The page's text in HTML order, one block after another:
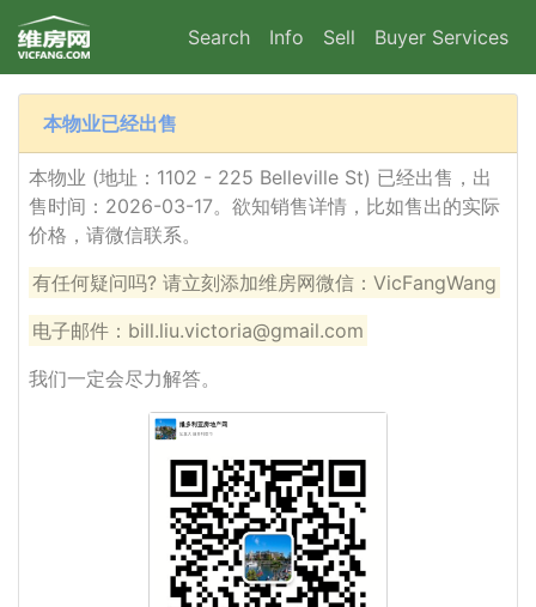
Search Info Sell Buyer Services
本物业已经出售
本物业 (地址：1102 - 225 Belleville St) 已经出售，出
售时间：2026-03-17。欲知销售详情，比如售出的实际
价格，请微信联系。
有任何疑问吗? 请立刻添加维房网微信：VicFangWang
电子邮件：bill.liu.victoria@gmail.com
我们一定会尽力解答。